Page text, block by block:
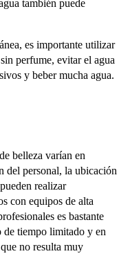
también puede
es importante utilizar
perfume, evitar el agua
y beber mucha agua.
belleza varían en
del personal, la ubicación
realizar
con equipos de alta
es bastante
de tiempo limitado y en
no resulta muy